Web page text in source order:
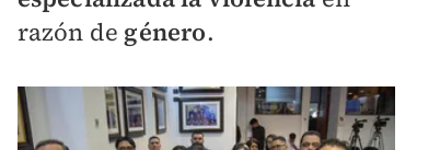
razón de género.